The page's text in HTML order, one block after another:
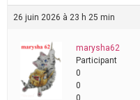
26 juin 2026 à 23 h 25 min
marysha62
Participant
0
0
0